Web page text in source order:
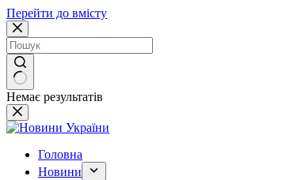
Перейти до вмісту
Немає результатів
Головна
Новини